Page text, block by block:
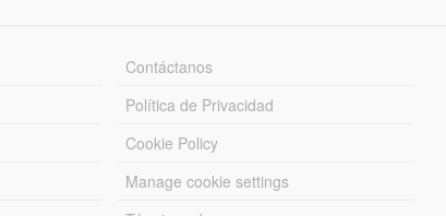
Contáctanos
Política de Privacidad
Cookie Policy
Manage cookie settings